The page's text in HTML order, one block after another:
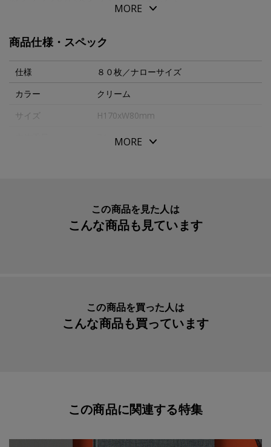
そのままメモやノートとして、バインダーに挟んでも使え
必要な時に必要な分だけ自由に切り離して、６穴リングレ
ザーバインダーで大切なアイデアを編集できる「リフィル
メモパッド」で創造力が巡ります。
【商品仕様】
●Ｄｅｓｉｇｎｐｈｉｌ Ｐｏｃｋｅｔｂｏｏｋ用紙（ク
MORE
商品仕様・スペック
仕様
８０枚／ナローサイズ
カラー
クリーム
サイズ
H170xW80mm
１冊
77716424
MORE
この商品を見た人は
こんな商品も見ています
この商品を買った人は
こんな商品も買っています
この商品に関連する特集